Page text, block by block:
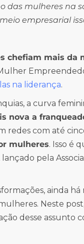
das mulheres na
empresarial
chefiam mais da
na liderança.
a curva
nova a
redes com até
mulheres. Isso é
lançado pela
ainda
Neste
desse assunto